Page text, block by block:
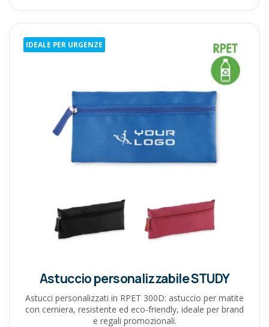
IDEALE PER URGENZE
Astuccio personalizzabile STUDY
Astucci personalizzati in RPET 300D: astuccio per matite
con cerniera, resistente ed eco-friendly, ideale per brand
e regali promozionali.